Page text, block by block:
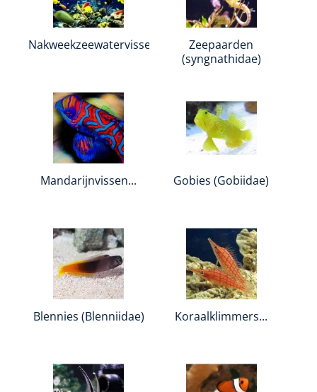
Nakweekzeewatervissen
Zeepaarden
(syngnathidae)
Mandarijnvissen... Gobies (Gobiidae)
Blennies (Blenniidae) Koraalklimmers...